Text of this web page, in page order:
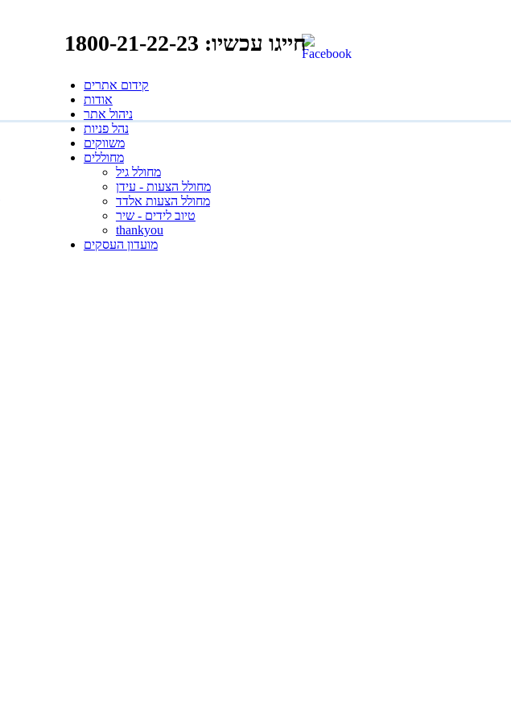
חייגו עכשיו: 1800-21-22-23
קידום אתרים
אודות
ניהול אתר
נהל פניות
משווקים
מחוללים
מחולל גיל
מחולל הצעות - עידן
מחולל הצעות אלדד
טיוב לידים - שיר
thankyou
מועדון העסקים